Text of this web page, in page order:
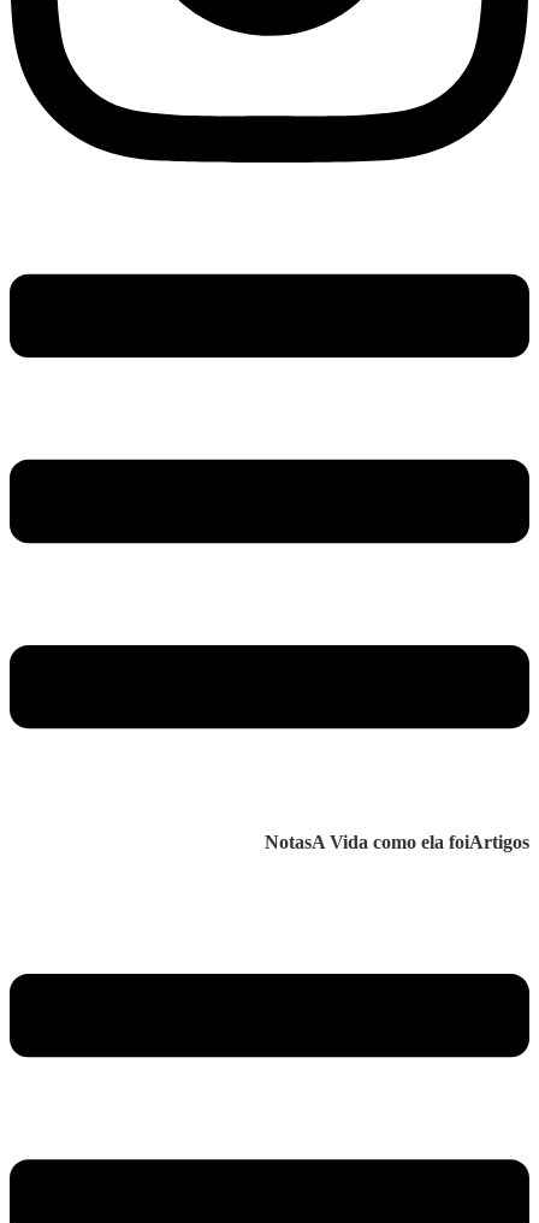
NotasA Vida como ela foiArtigos